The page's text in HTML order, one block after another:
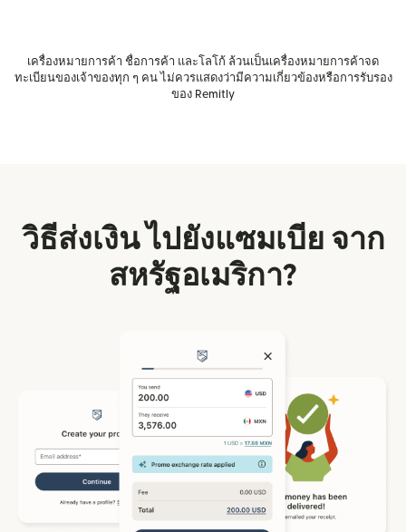
เครื่องหมายการค้า ชื่อการค้า และโลโก้ ล้วนเป็นเครื่องหมายการค้าจด
ทะเบียนของเจ้าของทุก ๆ คน ไม่ควรแสดงว่ามีความเกี่ยวข้องหรือการรับรอง
ของ Remitly
วิธีส่งเงิน ไปยังแซมเบีย จาก
สหรัฐอเมริกา?